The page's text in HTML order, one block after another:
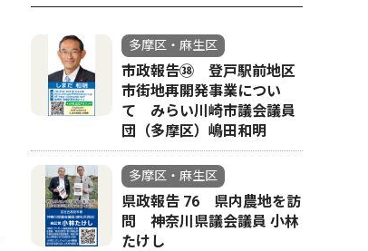
多摩区・麻生区
市政報告㊳ 登戸駅前地区
市街地再開発事業につい
て みらい川崎市議会議員
団（多摩区）嶋田和明
多摩区・麻生区
県政報告 76 県内農地を訪
問 神奈川県議会議員 小林
たけし